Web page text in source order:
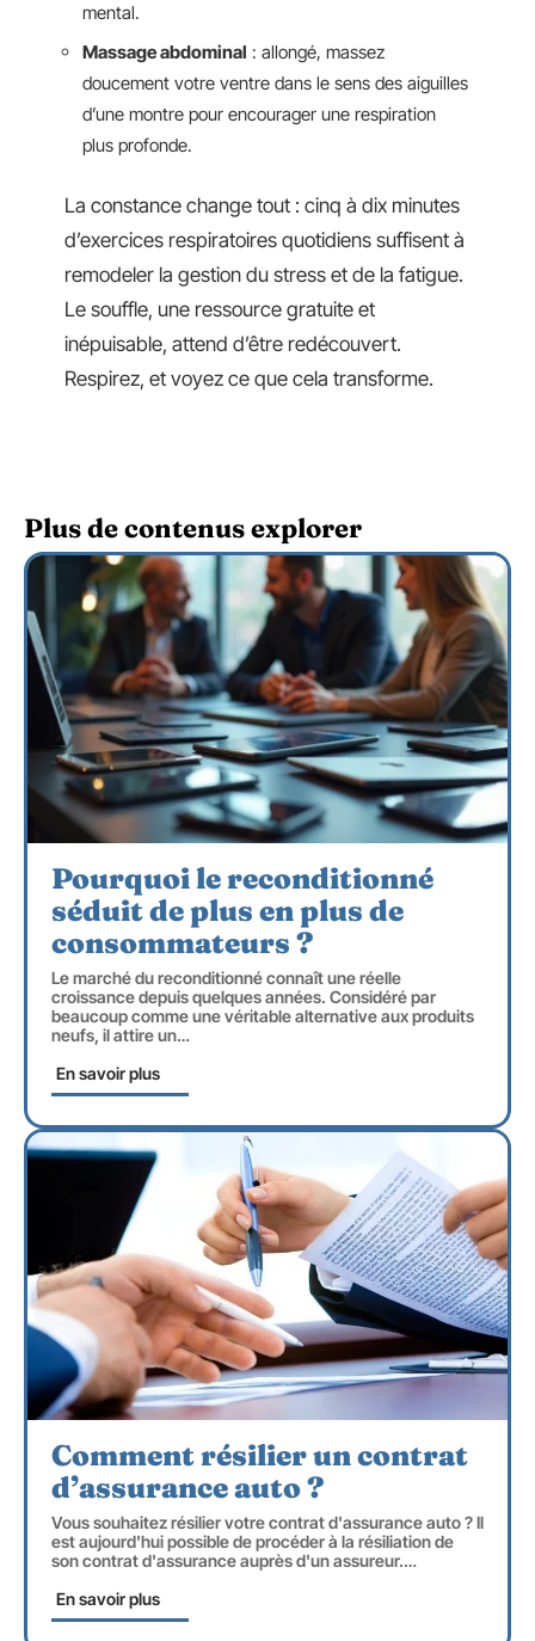
mental.
Massage abdominal : allongé, massez
doucement votre ventre dans le sens des aiguilles
d’une montre pour encourager une respiration
plus profonde.
La constance change tout : cinq à dix minutes
d’exercices respiratoires quotidiens suffisent à
remodeler la gestion du stress et de la fatigue.
Le souffle, une ressource gratuite et
inépuisable, attend d’être redécouvert.
Respirez, et voyez ce que cela transforme.
Plus de contenus explorer
Pourquoi le reconditionné
séduit de plus en plus de
consommateurs ?
Le marché du reconditionné connaît une réelle
croissance depuis quelques années. Considéré par
beaucoup comme une véritable alternative aux produits
neufs, il attire un…
En savoir plus
Comment résilier un contrat
d’assurance auto ?
Vous souhaitez résilier votre contrat d'assurance auto ? Il
est aujourd'hui possible de procéder à la résiliation de
son contrat d'assurance auprès d'un assureur.…
En savoir plus